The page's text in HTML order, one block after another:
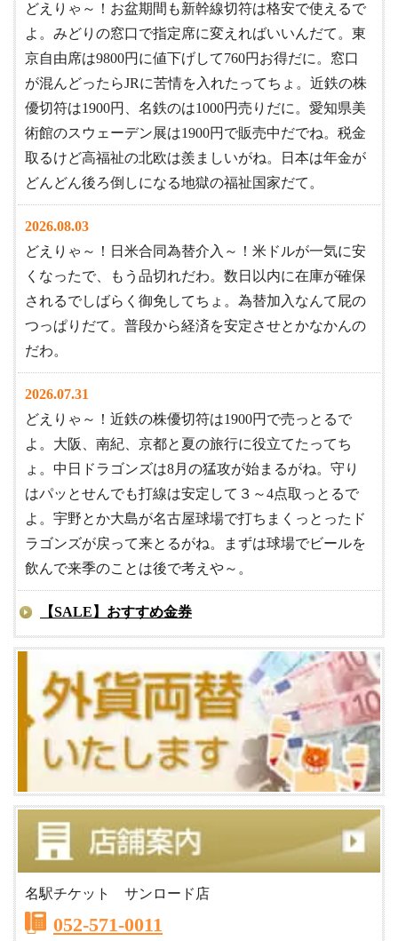
どえりゃ～！お盆期間も新幹線切符は格安で使えるで
よ。みどりの窓口で指定席に変えればいいんだて。東
京自由席は9800円に値下げして760円お得だに。窓口
が混んどったらJRに苦情を入れたってちょ。近鉄の株
優切符は1900円、名鉄のは1000円売りだに。愛知県美
術館のスウェーデン展は1900円で販売中だでね。税金
取るけど高福祉の北欧は羨ましいがね。日本は年金が
どんどん後ろ倒しになる地獄の福祉国家だて。
2026.08.03
どえりゃ～！日米合同為替介入～！米ドルが一気に安
くなったで、もう品切れだわ。数日以内に在庫が確保
されるでしばらく御免してちょ。為替加入なんて屁の
つっぱりだて。普段から経済を安定させとかなかんの
だわ。
2026.07.31
どえりゃ～！近鉄の株優切符は1900円で売っとるで
よ。大阪、南紀、京都と夏の旅行に役立てたってち
ょ。中日ドラゴンズは8月の猛攻が始まるがね。守り
はパッとせんでも打線は安定して３～4点取っとるで
よ。宇野とか大島が名古屋球場で打ちまくっとったド
ラゴンズが戻って来とるがね。まずは球場でビールを
飲んで来季のことは後で考えや～。
【SALE】おすすめ金券
名駅チケット サンロード店
052-571-0011